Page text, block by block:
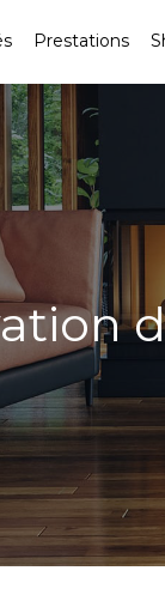
Prestations